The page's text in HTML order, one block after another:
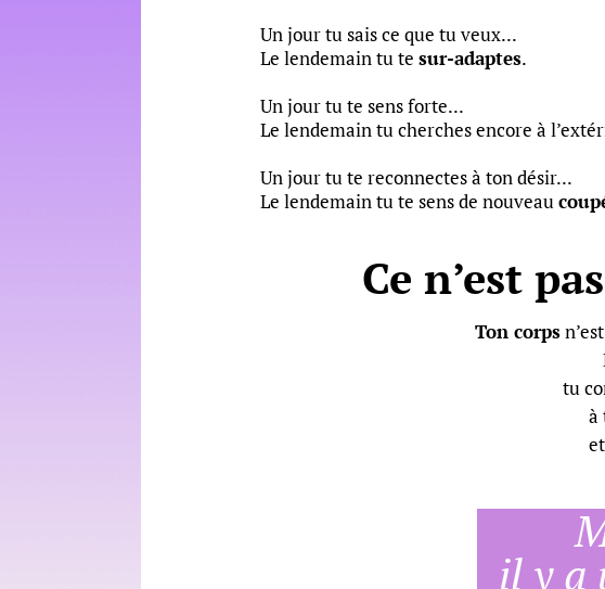
Un jour tu sais ce que tu veux...
Le lendemain tu te sur-adaptes.
Un jour tu te sens forte...
Le lendemain tu cherches encore à
Un jour tu te reconnectes à ton désir...
Le lendemain tu te sens de nouveau
Ce n’est
Ton corps
tu
à
il y a